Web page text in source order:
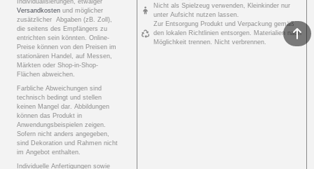
Versandkosten und möglicher
zusätzlicher Abgaben (zB. Zoll),
die seitens des Empfängers zu
entrichten sein könnten. Online-
Preise können von den Preisen im
stationären Handel, auf Messen,
Märkten oder Shop-in-Shop-
Flächen abweichen.
Farbliche Abweichungen sind
technisch bedingt und stellen
keinen Mangel dar. Abbildungen
können das Produkt in
Anwendungsbeispielen zeigen.
Sofern nicht anders angegeben,
sind Dekoration und Rahmen nicht
im Angebot enthalten.
Individuelle Anfertigungen sowie
Nicht als Spielzeug verwenden, Kleinkinder nur
unter Aufsicht nutzen lassen.
Zur Entsorgung Produkt und Verpackung gemäß
den lokalen Richtlinien entsorgen. Materialien nach
Möglichkeit trennen. Nicht verbrennen.